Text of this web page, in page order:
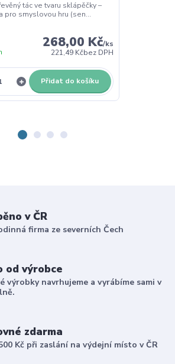
tác ve tvaru sklápěčky –
pro smyslovou hru (sen...
268,00 Kč/ks
221,49 Kčbez DPH
Přidat do košíku
v ČR
firma ze severních Čech
od výrobce
výrobky navrhujeme a vyrábíme sami v
zdarma
Kč při zaslání na výdejní místo v ČR